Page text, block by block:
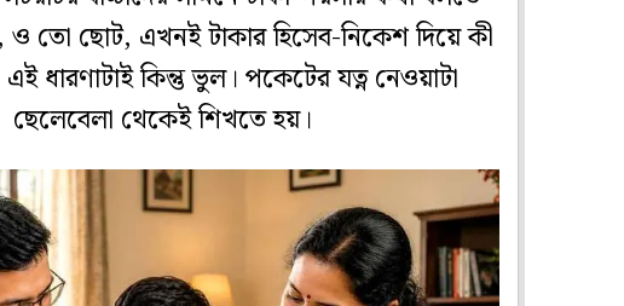
ও তো ছোট, এখনই টাকার হিসেব-নিকেশ দিয়ে কী
ধারণাটাই কিন্তু ভুল। পকেটের যত্ন নেওয়াটা
ছেলেবেলা থেকেই শিখতে হয়।